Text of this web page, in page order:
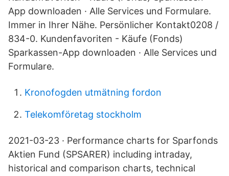
App downloaden · Alle Services und Formulare.
Immer in Ihrer Nähe. Persönlicher Kontakt0208 /
834-0. Kundenfavoriten - Käufe (Fonds)
Sparkassen-App downloaden · Alle Services und
Formulare.
Kronofogden utmätning fordon
Telekomföretag stockholm
2021-03-23 · Performance charts for Sparfonds
Aktien Fund (SPSARER) including intraday,
historical and comparison charts, technical